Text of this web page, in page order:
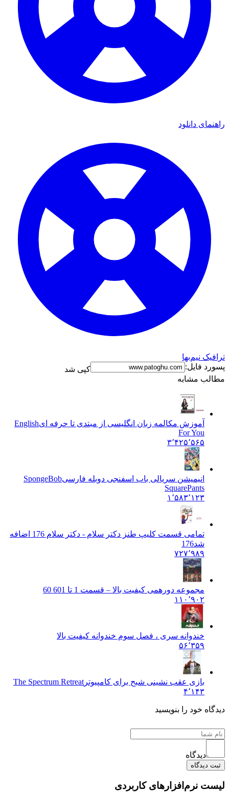
راهنمای دانلود
ترافیک نیم‌بها
پسورد فایل:
کپی شد
مطالب مشابه
آموزش مکالمه زبان انگلیسی از مبتدی تا حرفه ایEnglish
For You
۳٬۴۲۵٬۵۶۵
انیمیشن سریالی باب اسفنجی دوبله فارسیSpongeBob
SquarePants
۱٬۵۸۳٬۱۲۳
تمامی قسمت کلیپ طنز دکتر سلام - دکتر سلام 176 اضافه
شد176
۷۲۷٬۹۸۹
مجموعه دورهمی کیفیت بالا – قسمت 1 تا 60
1 60
۱۱۰٬۹۰۲
خندوانه سری ، فصل سوم خندوانه کیفیت بالا
۵۶٬۳۵۹
بازی عقب نشینی شبح برای کامپیوتر The Spectrum Retreat
۴٬۱۴۳
دیدگاه خود را بنویسید
دیدگاه
ثبت دیدگاه
لیست نرم‌افزارهای کاربردی